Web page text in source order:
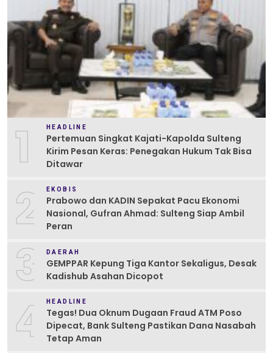
1 HEADLINE
Pertemuan Singkat Kajati-Kapolda Sulteng
Kirim Pesan Keras: Penegakan Hukum Tak Bisa
Ditawar
2 EKOBIS
Prabowo dan KADIN Sepakat Pacu Ekonomi
Nasional, Gufran Ahmad: Sulteng Siap Ambil
Peran
3 DAERAH
GEMPPAR Kepung Tiga Kantor Sekaligus, Desak
Kadishub Asahan Dicopot
4 HEADLINE
Tegas! Dua Oknum Dugaan Fraud ATM Poso
Dipecat, Bank Sulteng Pastikan Dana Nasabah
Tetap Aman